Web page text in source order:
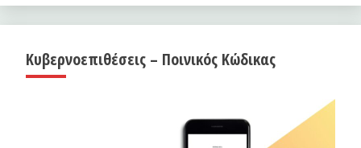
Κυβερνοεπιθέσεις – Ποινικός Κώδικας